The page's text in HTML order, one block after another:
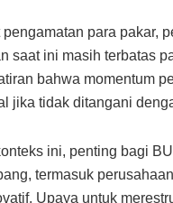
pengamatan para pakar,
saat ini masih terbatas
bahwa momentum
jika tidak ditangani
ini, penting bagi
termasuk
Upaya untuk